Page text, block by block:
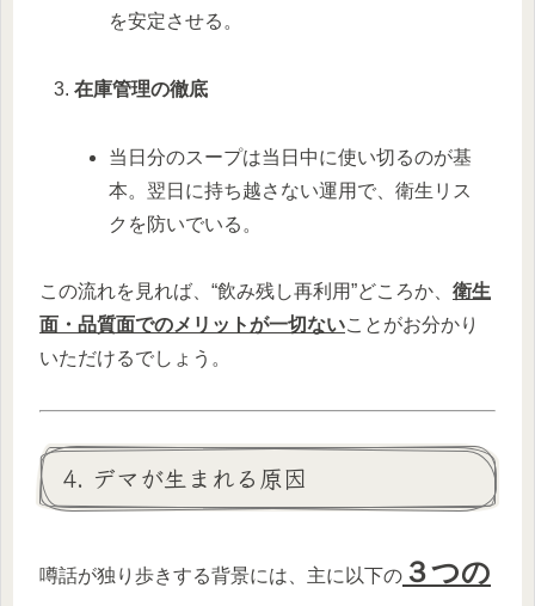
を安定させる。
在庫管理の徹底
当日分のスープは当日中に使い切るのが基
本。翌日に持ち越さない運用で、衛生リス
クを防いでいる。
この流れを見れば、“飲み残し再利用”どころか、 衛生
面・品質面でのメリットが一切ないことがお分かり
いただけるでしょう。
4. デマが生まれる原因
噂話が独り歩きする背景には、主に以下の ３つの